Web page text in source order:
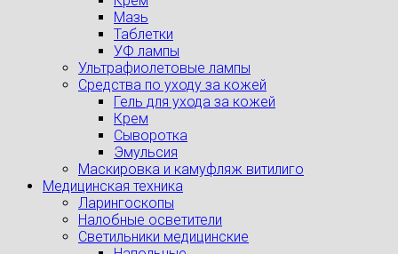
Мазь
Таблетки
УФ лампы
Ультрафиолетовые лампы
Средства по уходу за кожей
Гель для ухода за кожей
Крем
Сыворотка
Эмульсия
Маскировка и камуфляж витилиго
Медицинская техника
Ларингоскопы
Налобные осветители
Светильники медицинские